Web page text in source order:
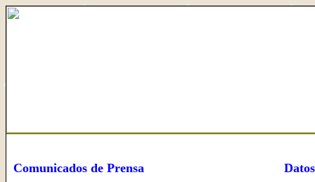
Comunicados de Prensa